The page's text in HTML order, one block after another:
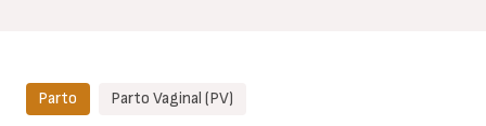
Parto Parto Vaginal (PV)